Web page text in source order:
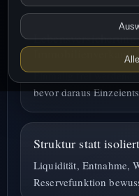
Immobilienverkauf
Einmalig frei
bevor daraus
Struktur statt
Liquidität, Entnahme,
Reservefunktion